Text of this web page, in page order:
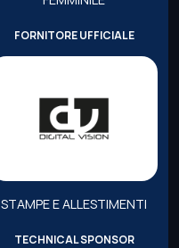
FORNITORE UFFICIALE
STAMPE E ALLESTIMENTI
TECHNICAL SPONSOR